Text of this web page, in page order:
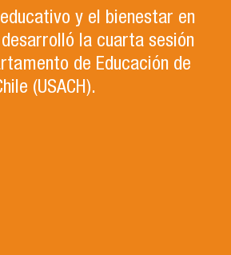
y el bienestar en
la cuarta sesión
de Educación de
(USACH).